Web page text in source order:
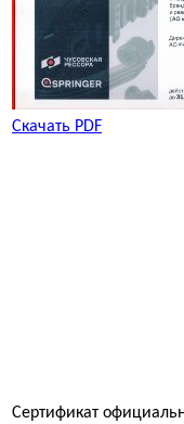
Скачать PDF
Сертификат